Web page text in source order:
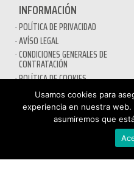
INFORMACIÓN
POLÍTICA DE PRIVACIDAD
AVÍSO LEGAL
CONDICIONES GENERALES DE
CONTRATACIÓN
POLÍTICA DE COOKIES
SECTORES
DESINFECTANTES COVID-19
Usamos cookies para
experiencia en nuestra
asumiremos que